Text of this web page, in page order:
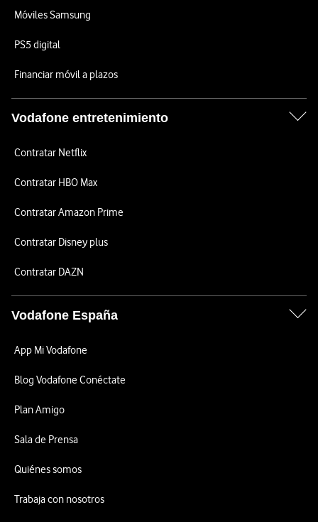
Móviles Samsung
PS5 digital
Financiar móvil a plazos
Vodafone entretenimiento
Contratar Netflix
Contratar HBO Max
Contratar Amazon Prime
Contratar Disney plus
Contratar DAZN
Vodafone España
App Mi Vodafone
Blog Vodafone Conéctate
Plan Amigo
Sala de Prensa
Quiénes somos
Trabaja con nosotros